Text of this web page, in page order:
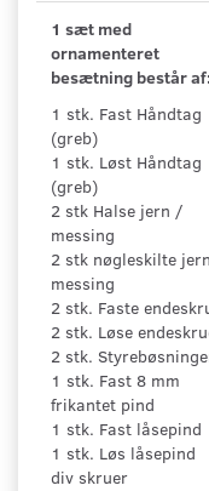
1 sæt med
ornamenteret
besætning består af:
1 stk. Fast Håndtag
(greb)
1 stk. Løst Håndtag
(greb)
2 stk Halse jern /
messing
2 stk nøgleskilte
messing
2 stk. Faste
2 stk. Løse
2 stk.
1 stk. Fast 8 mm
frikantet pind
1 stk. Fast låsepind
1 stk. Løs låsepind
div skruer